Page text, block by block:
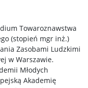
Towaroznawstwa
(stopień mgr inż.)
Zasobami Ludzkimi
w Warszawie.
Młodych
Akademię